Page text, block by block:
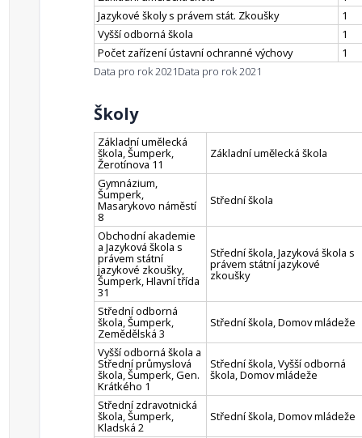
Jazykové školy s právem stát. Zkoušky
1
Vyšší odborná škola
1
Počet zařízení ústavní ochranné výchovy
1
Data pro rok 2021Data pro rok 2021
Školy
Základní umělecká
škola, Šumperk,
Žerotínova 11
Základní umělecká škola
Gymnázium,
Šumperk,
Masarykovo náměstí
8
Střední škola
Obchodní akademie
a Jazyková škola s
právem státní
jazykové zkoušky,
Šumperk, Hlavní třída
31
Střední škola, Jazyková škola s
právem státní jazykové
zkoušky
Střední odborná
škola, Šumperk,
Zemědělská 3
Střední škola, Domov mládeže
Vyšší odborná škola a
Střední průmyslová
škola, Šumperk, Gen.
Krátkého 1
Střední škola, Vyšší odborná
škola, Domov mládeže
Střední zdravotnická
škola, Šumperk,
Kladská 2
Střední škola, Domov mládeže